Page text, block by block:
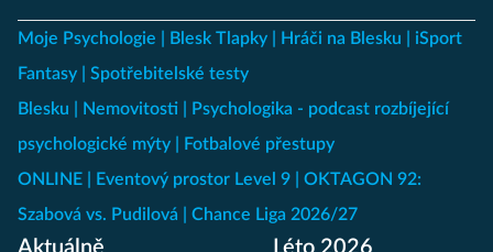
Moje Psychologie Blesk Tlapky Hráči na Blesku
iSport
Fantasy
Spotřebitelské testy
Blesku
Nemovitosti
Psychologika - podcast rozbíjející
psychologické mýty
Fotbalové přestupy
ONLINE
Eventový prostor Level 9
OKTAGON 92:
Szabová vs. Pudilová
Chance Liga 2026/27